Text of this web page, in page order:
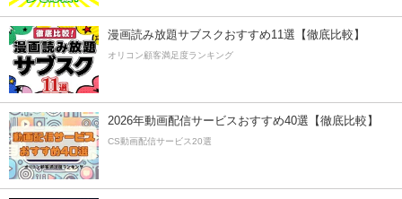
漫画読み放題サブスクおすすめ11選【徹底比較】
オリコン顧客満足度ランキング
2026年動画配信サービスおすすめ40選【徹底比較】
CS動画配信サービス20選